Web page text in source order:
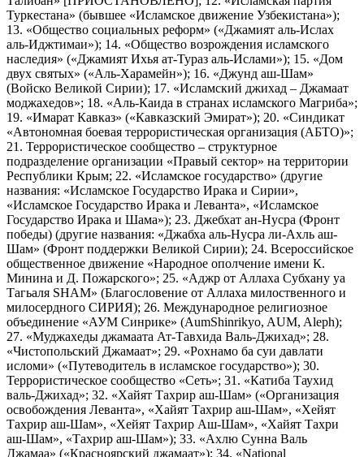
Туркестана» (бывшее «Исламское движение Узбекистана»);
13. «Общество социальных реформ» («Джамият аль-Ислах
аль-Иджтимаи»); 14. «Общество возрождения исламского
наследия» («Джамият Ихья ат-Тураз аль-Ислами»); 15. «Дом
двух святых» («Аль-Харамейн»); 16. «Джунд аш-Шам»
(Войско Великой Сирии); 17. «Исламский джихад – Джамаат
моджахедов»; 18. «Аль-Каида в странах исламского Магриба»;
19. «Имарат Кавказ» («Кавказский Эмират»); 20. «Синдикат
«Автономная боевая террористическая организация (АБТО)»;
21. Террористическое сообщество – структурное
подразделение организации «Правый сектор» на территории
Республики Крым; 22. «Исламское государство» (другие
названия: «Исламское Государство Ирака и Сирии»,
«Исламское Государство Ирака и Леванта», «Исламское
Государство Ирака и Шама»); 23. Джебхат ан-Нусра (Фронт
победы) (другие названия: «Джабха аль-Нусра ли-Ахль аш-
Шам» (Фронт поддержки Великой Сирии); 24. Всероссийское
общественное движение «Народное ополчение имени К.
Минина и Д. Пожарского»; 25. «Аджр от Аллаха Субхану уа
Тагьаля SHAM» (Благословение от Аллаха милоственного и
милосердного СИРИЯ); 26. Международное религиозное
объединение «АУМ Синрике» (AumShinrikyo, AUM, Aleph);
27. «Муджахеды джамаата Ат-Тавхида Валь-Джихад»; 28.
«Чистопольский Джамаат»; 29. «Рохнамо ба суи давлати
исломи» («Путеводитель в исламское государство»); 30.
Террористическое сообщество «Сеть»; 31. «Катиба Таухид
валь-Джихад»; 32. «Хайят Тахрир аш-Шам» («Организация
освобождения Леванта», «Хайят Тахрир аш-Шам», «Хейят
Тахрир аш-Шам», «Хейят Тахрир Аш-Шам», «Хайят Тахри
аш-Шам», «Тахрир аш-Шам»); 33. «Ахлю Сунна Валь
Джамаа» («Красноярский джамаат»); 34. «National